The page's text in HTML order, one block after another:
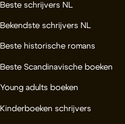
Beste schrijvers NL
Bekendste schrijvers NL
Beste historische romans
Beste Scandinavische boeken
Young adults boeken
Kinderboeken schrijvers